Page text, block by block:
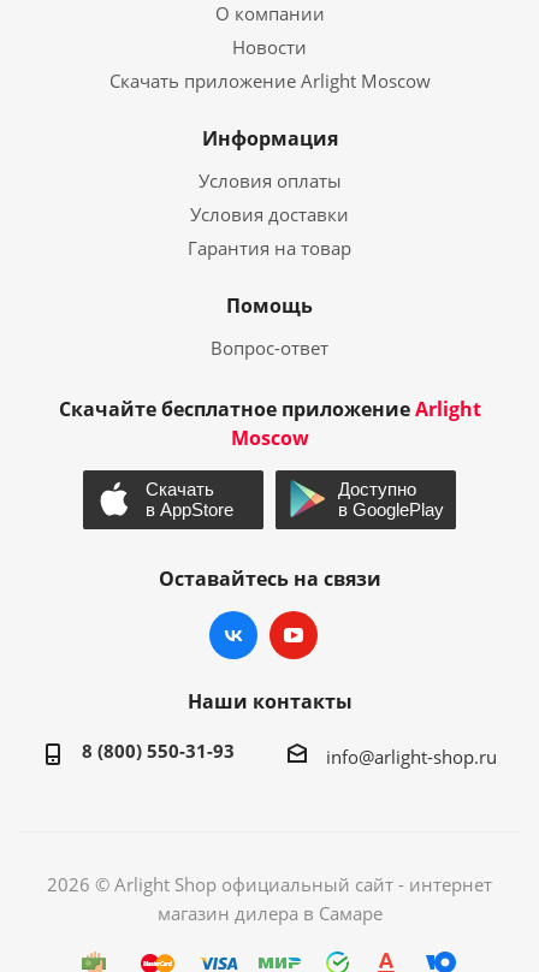
О компании
Новости
Скачать приложение Arlight Moscow
Информация
Условия оплаты
Условия доставки
Гарантия на товар
Помощь
Вопрос-ответ
Скачайте бесплатное приложениеArlight
Moscow
Оставайтесь на связи
Наши контакты
8 (800) 550-31-93 info@arlight-shop.ru
2026 © Arlight Shop официальный сайт - интернет
магазин дилера в Самаре